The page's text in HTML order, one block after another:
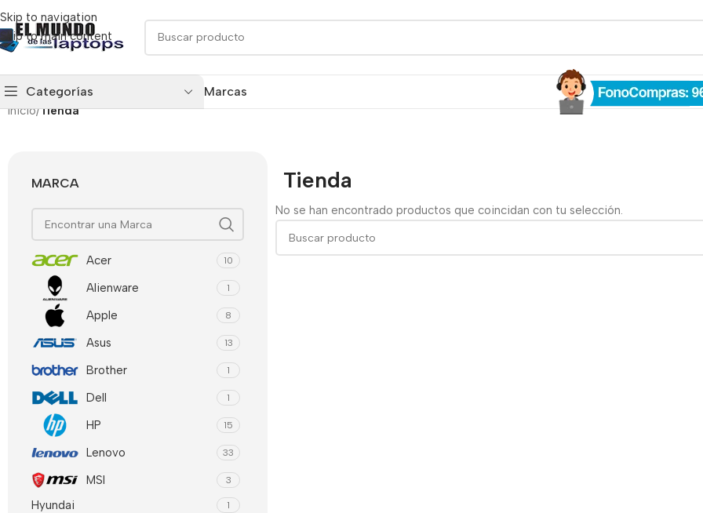
Skip to navigation
Skip to main content
Categorías Marcas
Inicio/Tienda
MARCA
Acer 10
Alienware 1
Apple 8
Asus 13
Brother 1
Dell 1
HP 15
Lenovo 33
MSI 3
Hyundai 1
Tienda
No se han encontrado productos que coincidan con tu selección.